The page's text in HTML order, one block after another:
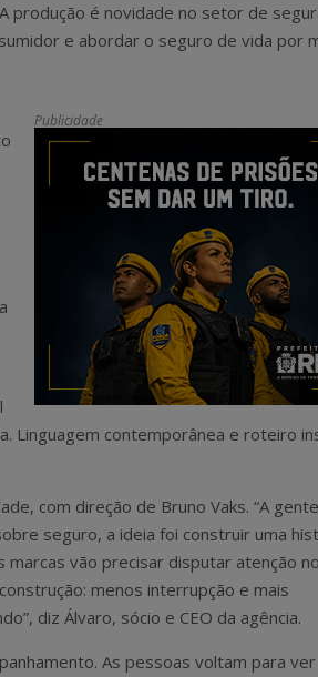
produção é novidade no setor de
e abordar o seguro de vida por
Publicidade
Linguagem contemporânea e roteiro
com direção de Bruno Vaks. “A
seguro, a ideia foi construir uma
vão precisar disputar atenção
menos interrupção e mais
diz Álvaro, sócio e CEO da agência.
As pessoas voltam para